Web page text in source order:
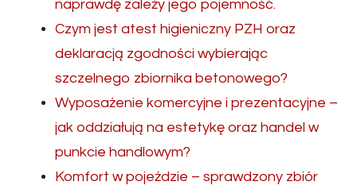
naprawdę zależy jego pojemność.
Czym jest atest higieniczny PZH oraz
deklaracją zgodności wybierając
szczelnego zbiornika betonowego?
Wyposażenie komercyjne i prezentacyjne –
jak oddziałują na estetykę oraz handel w
punkcie handlowym?
Komfort w pojeździe – sprawdzony zbiór